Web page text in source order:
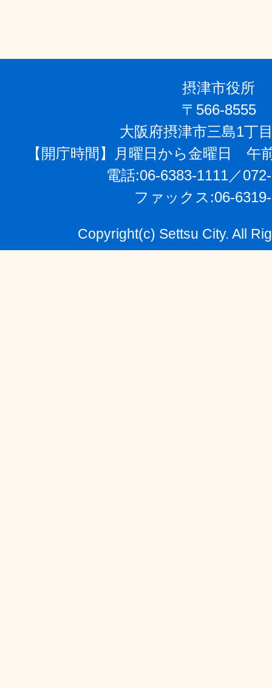
摂津市役所
〒566-8555
大阪府摂津市三島1丁
【開庁時間】月曜日から金曜日 午
電話:06-6383-1111／
ファックス:06-
Copyright(c) Settsu City. All